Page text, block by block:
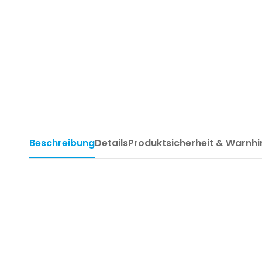
BeschreibungDetailsProduktsicherheit &